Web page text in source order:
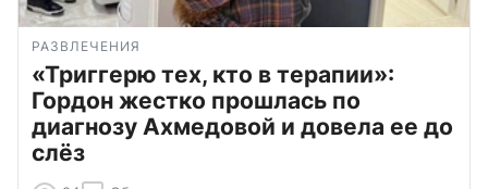
РАЗВЛЕЧЕНИЯ
«Триггерю тех, кто в терапии»:
Гордон жестко прошлась по
диагнозу Ахмедовой и довела ее до
слёз